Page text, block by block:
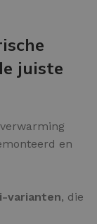
juiste
en
varianten, die